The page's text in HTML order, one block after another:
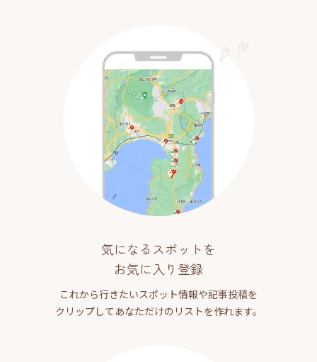
気になるスポットを
お気に入り登録
これから行きたいスポット情報や記事投稿を
クリップしてあなただけのリストを作れます。